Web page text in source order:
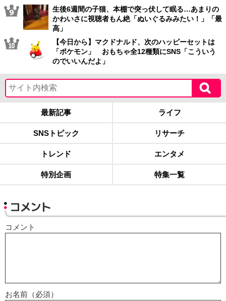
生後6週間の子猫、本棚で突っ伏して眠る…あまりの
かわいさに視聴者もん絶「ぬいぐるみみたい！」「最
高」
【今日から】マクドナルド、次のハッピーセットは
「ポケモン」 おもちゃ全12種類にSNS「こういう
のでいいんだよ」
最新記事 ライフ
SNSトピック リサーチ
トレンド エンタメ
特別企画 特集一覧
コメント
コメント
お名前（必須）